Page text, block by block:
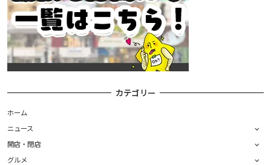
カテゴリー
ホーム
ニュース
開店・閉店
グルメ